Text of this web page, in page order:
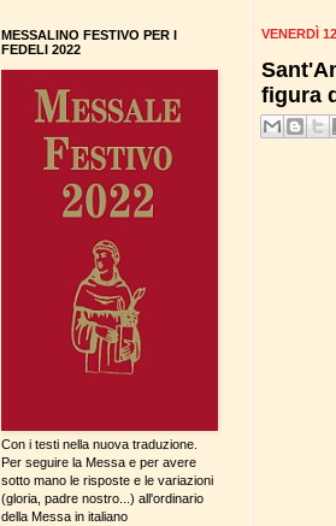
VENERDÌ
figura
MESSALINO FESTIVO PER I
FEDELI 2022
Con i testi nella nuova traduzione.
Per seguire la Messa e per avere
sotto mano le risposte e le variazioni
(gloria, padre nostro...) all'ordinario
della Messa in italiano